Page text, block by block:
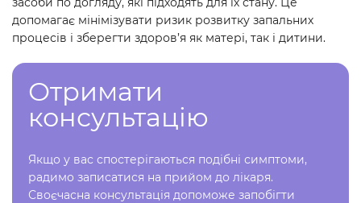
допомагає мінімізувати ризик розвитку запальних
процесів і зберегти здоров’я як матері, так і дитини.
Отримати
консультацію
Якщо у вас спостерігаються подібні симптоми,
радимо записатися на прийом до лікаря.
Своєчасна консультація допоможе запобігти